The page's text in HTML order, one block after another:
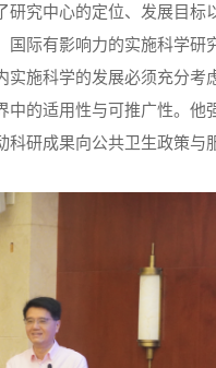
研究中心的定位、发展目标
国际有影响力的实施科学研
实施科学的发展必须充分考
中的适用性与可推广性。他
科研成果向公共卫生政策与